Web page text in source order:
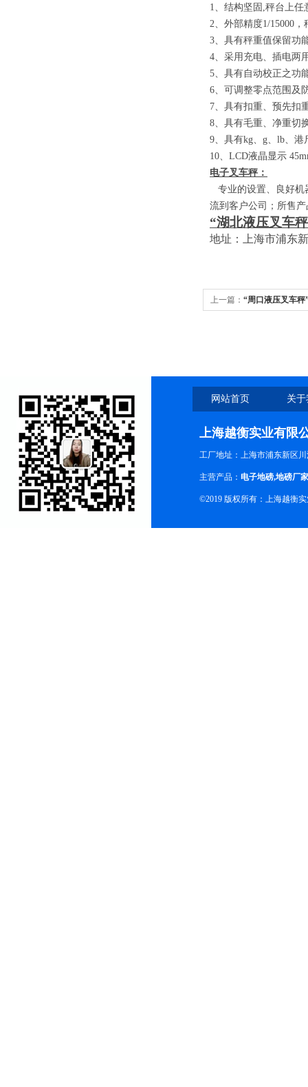
1、结构坚固 ,秤台上任
2、外部精度1/15000
3、具有秤重值保留功
4、采用充电、插电两
5、具有自动校正之功
6、可调整零点范围及
7、具有扣重、预先扣
8、具有毛重、净重切
9、具有kg、 g、 lb、港
10、 LCD液晶显示
电子叉车秤：
专业的设置、良好机
流到客户公司；所售
“湖北液压叉车
地址：上海市浦东
上一篇： “周口液压叉车秤
网站首页 关
上海越衡实业有限
工厂地址：上海市浦东新区川
主营产品： 电子地磅,地磅厂家
©2019 版权所有：上海越衡